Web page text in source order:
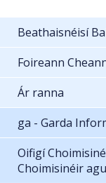
Beathaisnéisí
Foireann
Ár ranna
ga - Garda
Oifigí
Choimisinéir